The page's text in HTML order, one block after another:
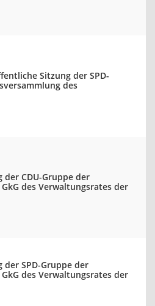
Sitzung der SPD-
des
CDU-Gruppe der
des Verwaltungsrates der
SPD-Gruppe der
des Verwaltungsrates der